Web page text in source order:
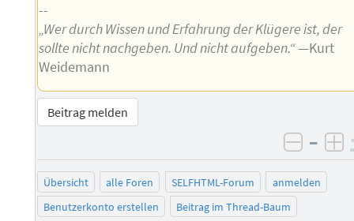
--
„Wer durch Wissen und Erfahrung der Klügere ist, der
sollte nicht nachgeben. Und nicht aufgeben.“—Kurt
Weidemann
Beitrag melden
–
Übersicht alle Foren SELFHTML-Forum
anmelden
Benutzerkonto erstellen
Beitrag im Thread-Baum